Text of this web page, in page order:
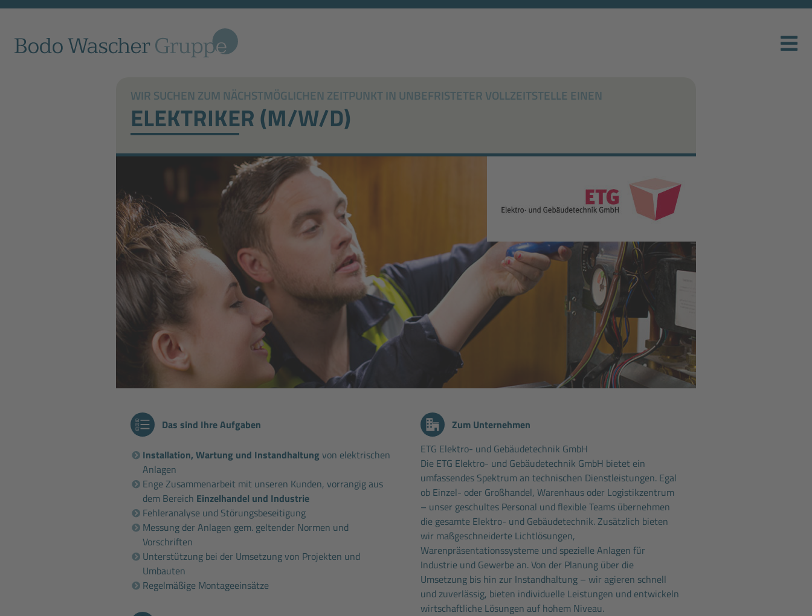
WIR SUCHEN ZUM NÄCHSTMÖGLICHEN ZEITPUNKT IN UNBEFRISTETER VOLLZEITSTELLE EINEN
ELEKTRIKER (M/W/D)
Das sind Ihre Aufgaben
Installation, Wartung und Instandhaltung von elektrischen
Anlagen
Enge Zusammenarbeit mit unseren Kunden, vorrangig aus
dem Bereich Einzelhandel und Industrie
Fehleranalyse und Störungsbeseitigung
Messung der Anlagen gem. geltender Normen und
Vorschriften
Unterstützung bei der Umsetzung von Projekten und
Umbauten
Regelmäßige Montageeinsätze
Zum Unternehmen
ETG Elektro- und Gebäudetechnik GmbH
Die ETG Elektro- und Gebäudetechnik GmbH bietet ein
umfassendes Spektrum an technischen Dienstleistungen. Egal
ob Einzel- oder Großhandel, Warenhaus oder Logistikzentrum
– unser geschultes Personal und flexible Teams übernehmen
die gesamte Elektro- und Gebäudetechnik. Zusätzlich bieten
wir maßgeschneiderte Lichtlösungen,
Warenpräsentationssysteme und spezielle Anlagen für
Industrie und Gewerbe an. Von der Planung über die
Umsetzung bis hin zur Instandhaltung – wir agieren schnell
und zuverlässig, bieten individuelle Leistungen und entwickeln
wirtschaftliche Lösungen auf hohem Niveau.